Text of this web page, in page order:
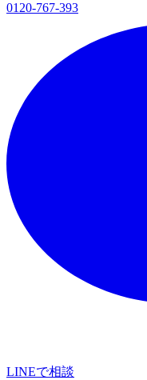
0120-767-393
LINEで相談